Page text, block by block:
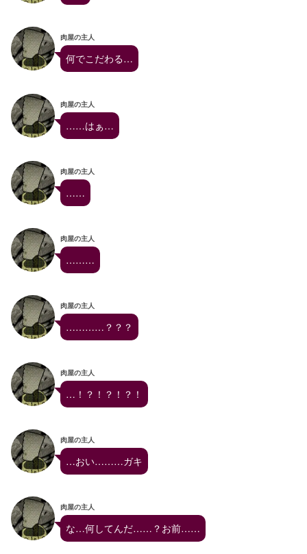
肉屋の主人
何でこだわる…
肉屋の主人
……はぁ…
肉屋の主人
……
肉屋の主人
………
肉屋の主人
…………？？？
肉屋の主人
…！？！？！？！
肉屋の主人
…おい………ガキ
肉屋の主人
な…何してんだ……？お前……